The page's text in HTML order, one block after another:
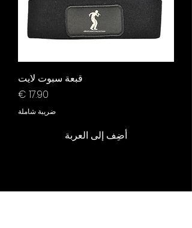
قبعة سبوت لايت
السعر
ضريبة شاملة
أضِف إلى العربة